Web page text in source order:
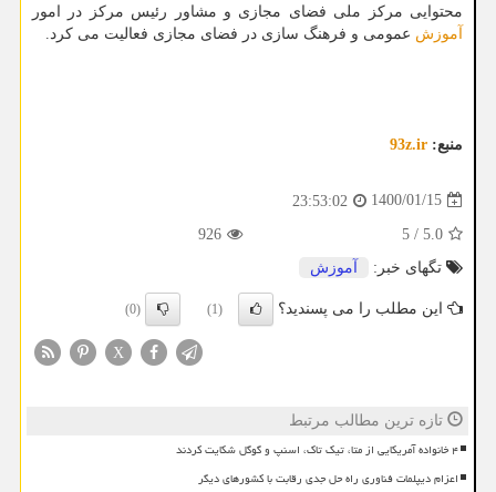
محتوایی مرکز ملی فضای مجازی و مشاور رئیس مرکز در امور
آموزش عمومی و فرهنگ سازی در فضای مجازی فعالیت می کرد.
منبع: 93z.ir
1400/01/15
23:53:02
5.0
/
5
926
تگهای خبر:
آموزش
این مطلب را می پسندید؟ (1)
(0)
X
تازه ترین مطالب مرتبط
۴ خانواده آمریکایی از متا، تیک تاک، اسنپ و گوگل شکایت کردند
اعزام دیپلمات فناوری راه حل جدی رقابت با کشورهای دیگر